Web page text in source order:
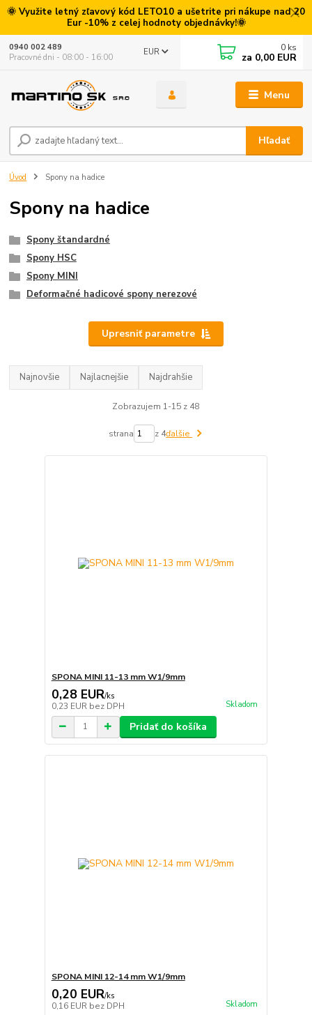
🌞 Využite letný zľavový kód LETO10 a ušetrite pri nákupe nad 20
Eur -10% z celej hodnoty objednávky!🌞
Menu
EUR
Hľadať
0940 002 489
Pracovné dni - 08:00 - 16:00
0 ks
za 0,00 EUR
Úvod Spony na hadice
Spony na hadice
Spony štandardné
Spony HSC
Spony MINI
Deformačné hadicové spony nerezové
Upresniť parametre
Najnovšie Najlacnejšie Najdrahšie
Zobrazujem 1-15 z 48
strana z 4ďalšie
SPONA MINI 11-13 mm W1/9mm
0,28 EUR/ks
0,23 EUR bez DPH Skladom
Pridať do košíka
SPONA MINI 12-14 mm W1/9mm
0,20 EUR/ks
0,16 EUR bez DPH Skladom